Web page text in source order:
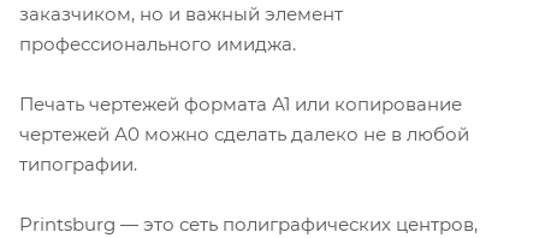
заказчиком, но и важный элемент
профессионального имиджа.
Печать чертежей формата А1 или копирование
чертежей А0 можно сделать далеко не в любой
типографии.
Printsburg — это сеть полиграфических центров,